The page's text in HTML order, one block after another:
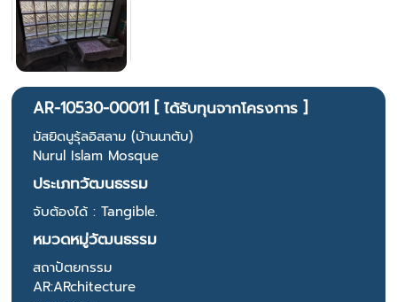
AR-10530-00011 [ ได้รับทุนจากโครงการ ]
มัสยิดนูรุ้ลอิสลาม (บ้านนาตับ)
Nurul Islam Mosque
ประเภทวัฒนธรรม
จับต้องได้ : Tangible.
หมวดหมู่วัฒนธรรม
สถาปัตยกรรม
AR:ARchitecture